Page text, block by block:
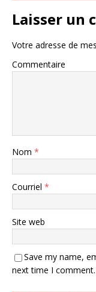
Laisser un
Votre adresse de
Commentaire
Nom *
Courriel *
Site web
Save my name,
next time I comment.